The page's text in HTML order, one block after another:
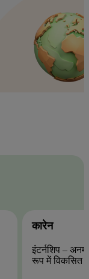
कारेन
इंटर्नशिप –
रूप में विकसित